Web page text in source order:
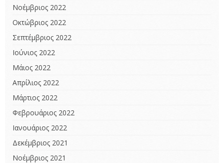
Νοέμβριος 2022
Οκτώβριος 2022
Σεπτέμβριος 2022
Ιούνιος 2022
Μάιος 2022
Απρίλιος 2022
Μάρτιος 2022
Φεβρουάριος 2022
Ιανουάριος 2022
Δεκέμβριος 2021
Νοέμβριος 2021